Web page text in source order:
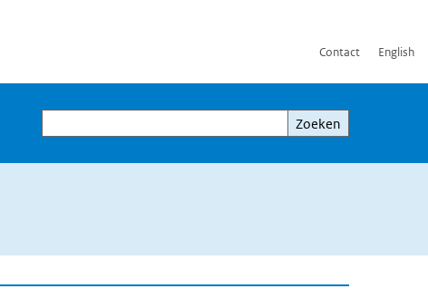
Contact English
Zoeken
Zoeken